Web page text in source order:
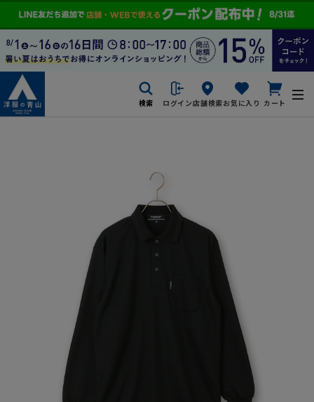
検索 ログイン店舗検索お気に入り カート